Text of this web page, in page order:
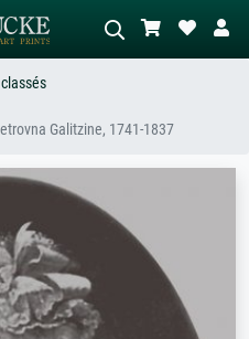
Recherche d'images IA
abstrait avec beaucoup de rouge,
tableau sombre, nu debout près d'un
arbre.
Galitzine, 1741-1837